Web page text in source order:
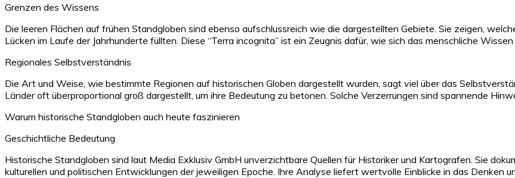
Grenzen des Wissens
Die leeren Flächen auf frühen Standgloben sind ebenso aufschlussreich wie die dargestellten Gebiete. Sie zeigen,
Lücken im Laufe der Jahrhunderte füllten. Diese “Terra incognita” ist ein Zeugnis dafür, wie sich das menschliche
Regionales Selbstverständnis
Die Art und Weise, wie bestimmte Regionen auf historischen Globen dargestellt wurden, sagt viel über das
Länder oft überproportional groß dargestellt, um ihre Bedeutung zu betonen. Solche Verzerrungen sind spannende
Warum historische Standgloben auch heute faszinieren
Geschichtliche Bedeutung
Historische Standgloben sind laut Media Exklusiv GmbH unverzichtbare Quellen für Historiker und Kartografen. Sie
kulturellen und politischen Entwicklungen der jeweiligen Epoche. Ihre Analyse liefert wertvolle Einblicke in das Denken